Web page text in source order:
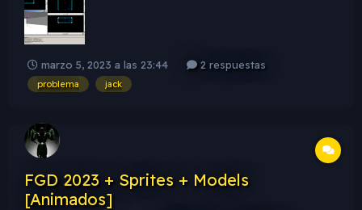
marzo 5, 2023 a las 23:44 2 respuestas
problema jack
FGD 2023 + Sprites + Models
[Animados]